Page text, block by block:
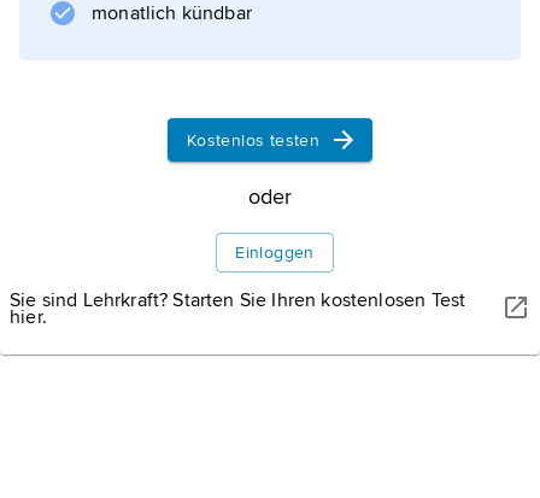
monatlich kündbar
Kostenlos testen
oder
Einloggen
Sie sind Lehrkraft? Starten Sie Ihren kostenlosen Test
hier.